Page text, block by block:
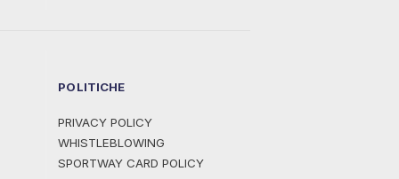
POLITICHE
PRIVACY POLICY
WHISTLEBLOWING
SPORTWAY CARD POLICY